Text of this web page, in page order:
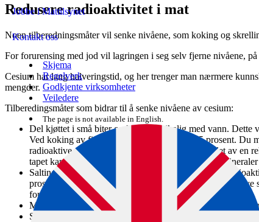
Jobbe i Mattilsynet
Kontakt oss
Skjema
Regelverk
Godkjente virksomheter
Veiledere
The page is not available in English.
Redusere radioaktivitet i mat
Noen tilberedningsmåter vil senke nivåene, som koking og
For forurensing med jod vil lagringen i seg selv fjerne nivåene,
Cesium har lang halveringstid, og her trenger man nærmere
mengder.
Tilberedingsmåter som bidrar til å senke nivåene av cesium:
Del kjøttet i små biter og kok det i rikelig med vann. Dette
Ved koking av fisk i skiver er reduksjonen 25 prosent. Du
radioaktive stoffene. Når du gjør dette vil innholdet av en
tapet kan du erstatte med tilskudd av vitaminer og
Salting av kjøtt og fisk over lengre tid trekker ut de
prosent. Effekten er størst ved lakesalting. Husk at for
fort oppveie helsegevinsten ved å redusere radioaktiviteten.
Marinering reduserer radioaktiviteten. Det samme skjer når
Steking, røking og tørking påvirker ikke radioaktiviteten